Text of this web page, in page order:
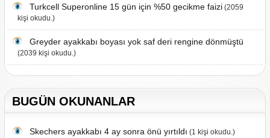
Turkcell Superonline 15 gün için %50 gecikme faizi(2059
kişi okudu.)
Greyder ayakkabı boyası yok saf deri rengine dönmüştü
(2039 kişi okudu.)
BUGÜN OKUNANLAR
Skechers ayakkabı 4 ay sonra önü yırtıldı (1 kişi okudu.)